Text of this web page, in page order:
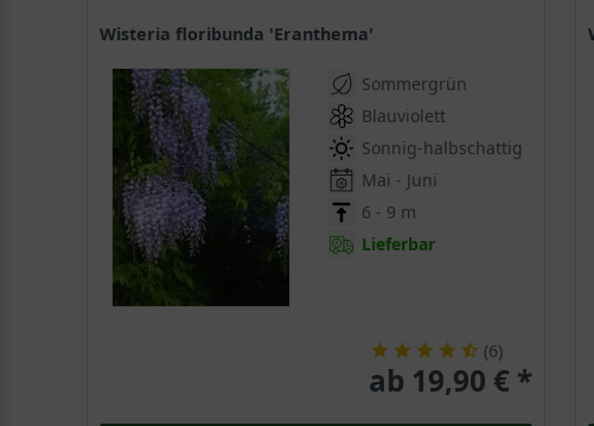
Wisteria floribunda 'Eranthema'
Sommergrün
Blauviolett
Sonnig-halbschattig
Mai - Juni
6 - 9 m
Lieferbar
(6)
ab 19,90 € *